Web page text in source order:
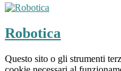
Robotica
Questo sito o gli strumenti